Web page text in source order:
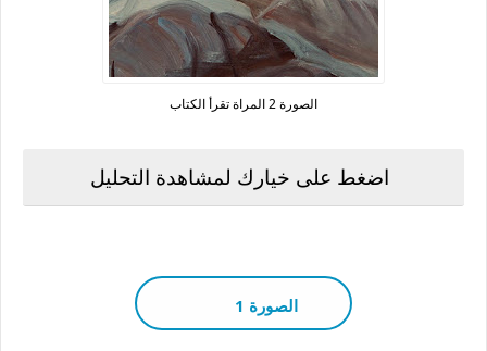
الصورة 2 المراة تقرأ الكتاب
اضغط على خيارك لمشاهدة التحليل
الصورة 1